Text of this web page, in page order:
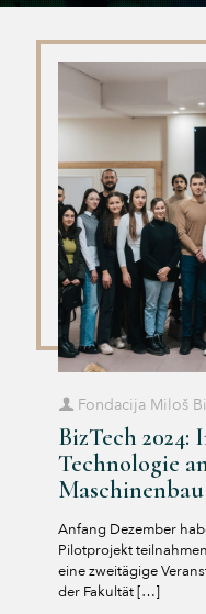
Fondacija Miloš
BizTech 2024:
Technologie
Anfang Dezember
Pilotprojekt
eine zweitägige
der Fakultät[…]